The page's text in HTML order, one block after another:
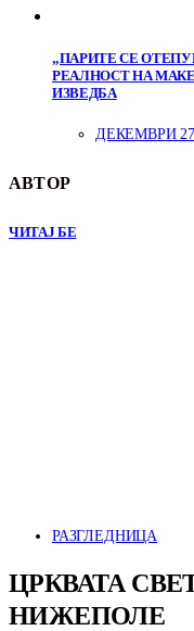
„ПАРИТЕ СЕ
РЕАЛНОСТ НА
ИЗВЕДБА
ДЕКЕМВРИ
АВТОР
ЧИТАЈ БЕ
РАЗГЛЕДНИЦА
ЦРКВАТА
НИЖЕПОЛЕ